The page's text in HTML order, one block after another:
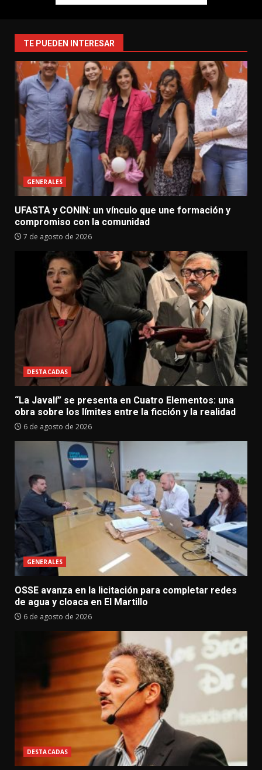
TE PUEDEN INTERESAR
GENERALES
UFASTA y CONIN: un vínculo que une formación y
compromiso con la comunidad
7 de agosto de 2026
DESTACADAS
“La Javalí” se presenta en Cuatro Elementos: una
obra sobre los límites entre la ficción y la realidad
6 de agosto de 2026
GENERALES
OSSE avanza en la licitación para completar redes
de agua y cloaca en El Martillo
6 de agosto de 2026
DESTACADAS